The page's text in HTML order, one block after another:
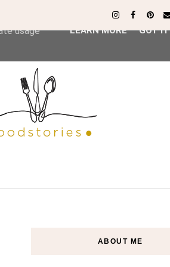
ABOUT ME
agent
usage
LEARN MORE GOT IT